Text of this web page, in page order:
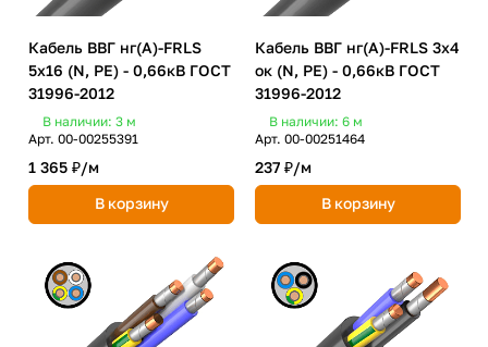
Кабель ВВГ нг(А)-FRLS
5х16 (N, PE) - 0,66кВ ГОСТ
31996-2012
В наличии: 3 м
Арт. 00-00255391
1 365 ₽/м
В корзину
Кабель ВВГ нг(А)-FRLS 3х4
ок (N, PE) - 0,66кВ ГОСТ
31996-2012
В наличии: 6 м
Арт. 00-00251464
237 ₽/м
В корзину